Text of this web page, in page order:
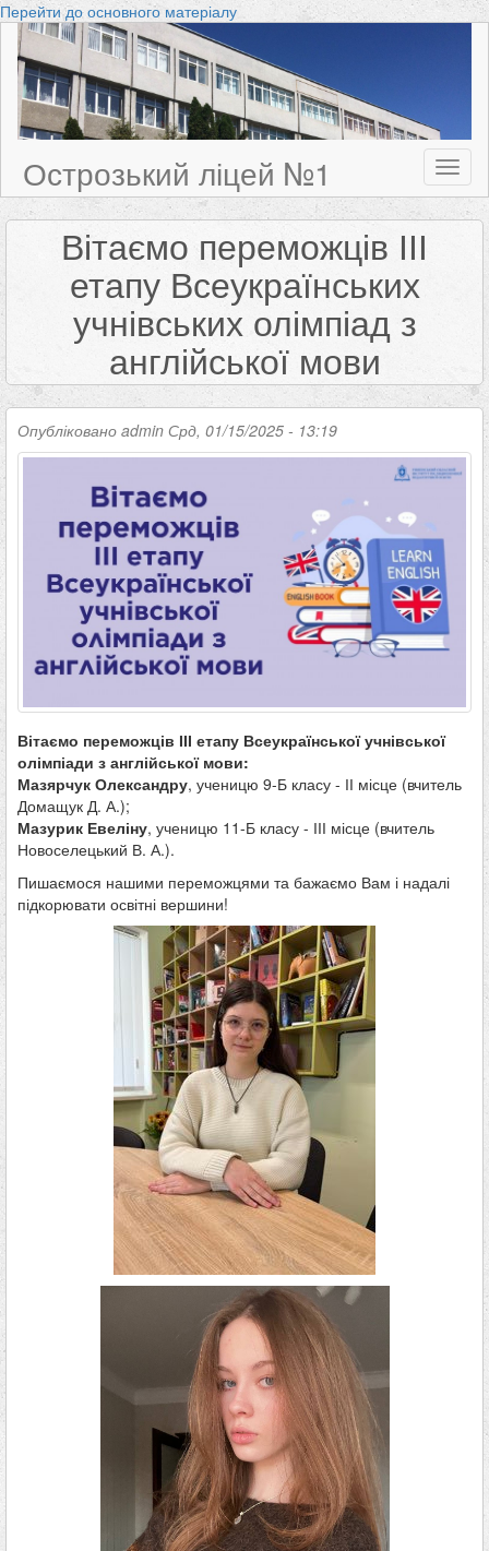
Перейти до основного матеріалу
Острозький ліцей №1
Вітаємо переможців ІІІ
етапу Всеукраїнських
учнівських олімпіад з
англійської мови
Опубліковано admin Срд, 01/15/2025 - 13:19
Вітаємо переможців ІІІ етапу Всеукраїнської учнівської
олімпіади з англійської мови:
Мазярчук Олександру, ученицю 9-Б класу - ІІ місце (вчитель
Домащук Д. А.);
Мазурик Евеліну, ученицю 11-Б класу - ІІІ місце (вчитель
Новоселецький В. А.).
Пишаємося нашими переможцями та бажаємо Вам і надалі
підкорювати освітні вершини!